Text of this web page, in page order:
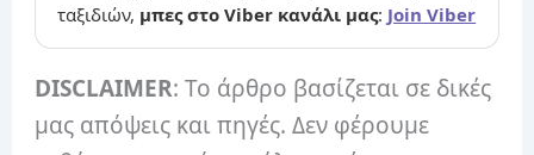
ταξιδιών, μπες στο Viber κανάλι μας: Join Viber
DISCLAIMER: Το άρθρο βασίζεται σε δικές
μας απόψεις και πηγές. Δεν φέρουμε